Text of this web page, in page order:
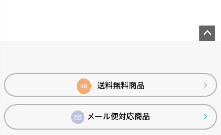
菜園上手
野菜を上手に育てる機能が充実
シャンファー
廃棄される食品資源を利用して
¥0 送料無料商品
メール便対応商品
ップ
へ